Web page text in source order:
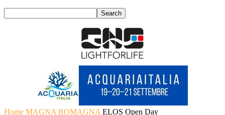
Home MAGNA ROMAGNA ELOS Open Day